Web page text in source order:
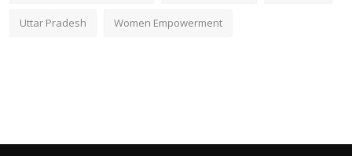
Uttar Pradesh Women Empowerment